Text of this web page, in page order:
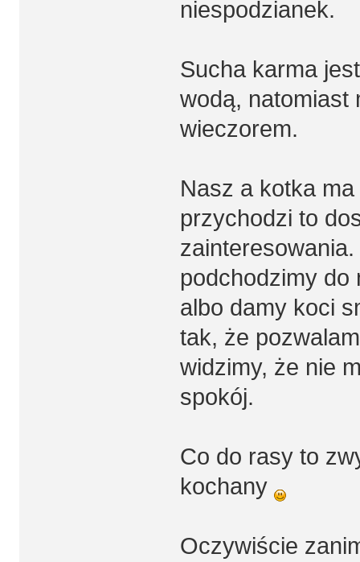
niespodzianek.
Sucha karma
wodą, natomiast
wieczorem.
Nasz a kotka
przychodzi to
podchodzimy do
albo damy koci
tak, że
widzimy, że nie
spokój.
Co do rasy to
kochany
Oczywiście